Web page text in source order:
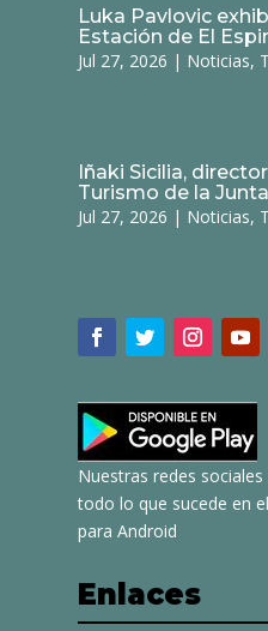
Luka Pavlovic
Estación de El
Jul 27, 2026 | Noticias,
Iñaki Sicilia,
Turismo de la
Jul 27, 2026 | Noticias,
Nuestras redes
todo lo que sucede en
para Android
Enlaces